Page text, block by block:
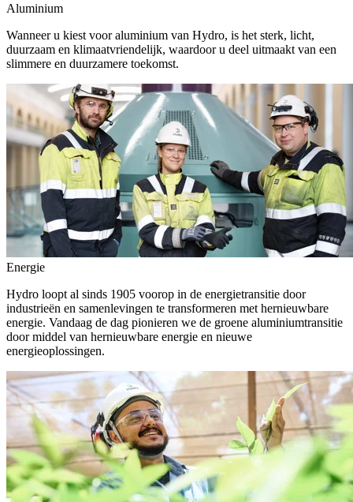
Aluminium
Wanneer u kiest voor aluminium van Hydro, is het sterk, licht,
duurzaam en klimaatvriendelijk, waardoor u deel uitmaakt van een
slimmere en duurzamere toekomst.
Energie
Hydro loopt al sinds 1905 voorop in de energietransitie door
industrieën en samenlevingen te transformeren met hernieuwbare
energie. Vandaag de dag pionieren we de groene aluminiumtransitie
door middel van hernieuwbare energie en nieuwe
energieoplossingen.